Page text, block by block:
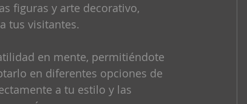
figuras y arte decorativo,
tus visitantes.
en mente, permitiéndote
en diferentes opciones de
a tu estilo y las